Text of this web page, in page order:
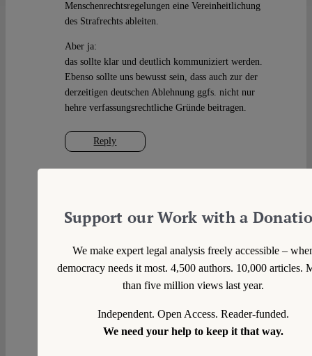
Reply
Menschenrechtsregelungen eine Vereinheitlichung
des Strafrechts ableiten.
Aber ja:
das sollte klar und deutlich kommuniziert werden.
Ebenso sollte uns bewusst sein, dass auch zur der
derzeitigen deutschen Ablehnung ggfs. nicht nur
hehre verfassungsrechtliche Gründe beitragen.
auch auf das Kernstrafrecht erstrecken will ist
nicht nur eine Frage der Kommunikation,
sondern auch eine Frage der Verfassung.
Bundesverfassungsgerichts (2009) würde eine
derartige Kompetenzerweiterung der EU nicht
Support our Work with a
We make expert legal analysis freely accessible –
democracy needs it most. 4,500 authors. 10,000 articles.
than five million views last year.
Independent. Open Access. Reader-funded.
We need your help to keep it that way.